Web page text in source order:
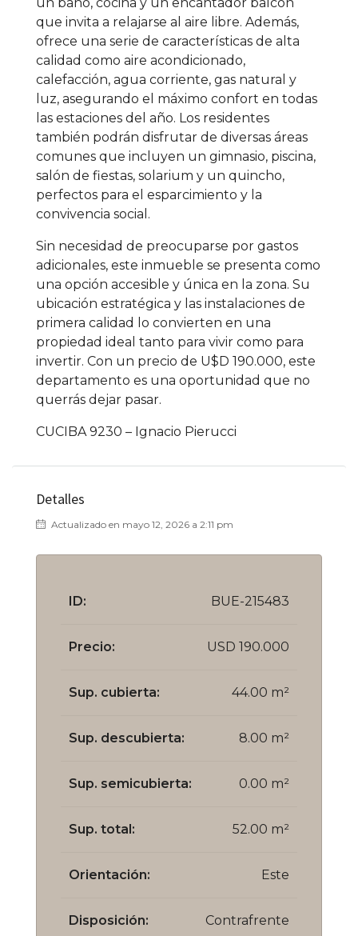
que invita a relajarse al aire libre. Además,
ofrece una serie de características de alta
calidad como aire acondicionado,
calefacción, agua corriente, gas natural y
luz, asegurando el máximo confort en todas
las estaciones del año. Los residentes
también podrán disfrutar de diversas áreas
comunes que incluyen un gimnasio, piscina,
salón de fiestas, solarium y un quincho,
perfectos para el esparcimiento y la
convivencia social.
Sin necesidad de preocuparse por gastos
adicionales, este inmueble se presenta como
una opción accesible y única en la zona. Su
ubicación estratégica y las instalaciones de
primera calidad lo convierten en una
propiedad ideal tanto para vivir como para
invertir. Con un precio de U$D 190.000, este
departamento es una oportunidad que no
querrás dejar pasar.
CUCIBA 9230 – Ignacio Pierucci
Detalles
Actualizado en mayo 12, 2026 a 2:11 pm
ID: BUE-215483
Precio: USD 190.000
Sup. cubierta: 44.00 m²
Sup. descubierta: 8.00 m²
Sup. semicubierta: 0.00 m²
Sup. total: 52.00 m²
Orientación: Este
Disposición: Contrafrente